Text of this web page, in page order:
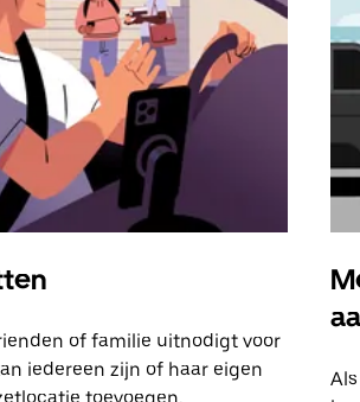
of familie uitnodigt voor
iedereen zijn of haar eigen